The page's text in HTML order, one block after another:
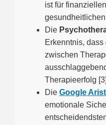
ist für
Die
Erkenntnis,
zwischen
Therapieerfolg
Die Google
emotionale